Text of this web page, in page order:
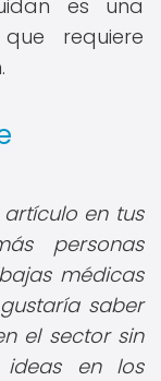
es una
requiere
en tus
personas
médicas
saber
el sector sin
ideas en los